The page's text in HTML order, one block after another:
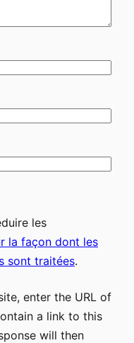
les
la façon dont les
sont traitées.
enter the URL of
a link to this
will then